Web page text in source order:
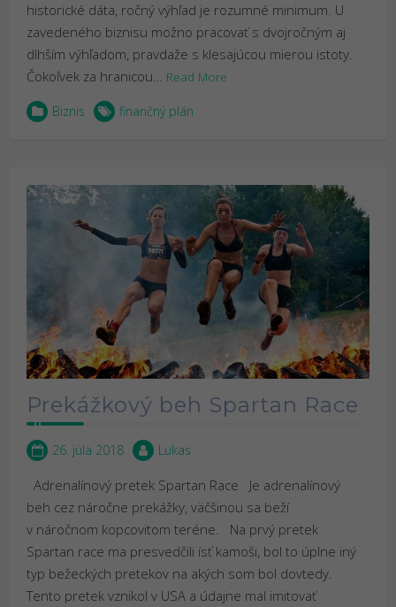
historické dáta, ročný výhľad je rozumné minimum. U
zavedeného biznisu možno pracovať s dvojročným aj
dlhším výhľadom, pravdaže s klesajúcou mierou istoty.
Čokoľvek za hranicou… Read More
Biznis finančný plán
Prekážkový beh Spartan Race
26. júla 2018 Lukas
Adrenalínový pretek Spartan Race Je adrenalínový
beh cez náročne prekážky, väčšinou sa beží
v náročnom kopcovitom teréne. Na prvý pretek
Spartan race ma presvedčili ísť kamoši, bol to úplne iný
typ bežeckých pretekov na akých som bol dovtedy.
Tento pretek vznikol v USA a údajne mal imitovať